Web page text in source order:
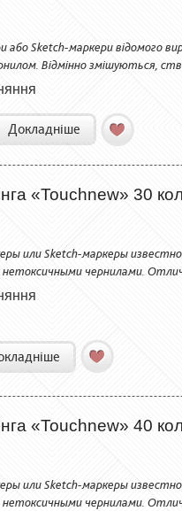
або Sketch-маркери відомого
Відмінно змішуються,
Докладніше
«Touchnew» 30
или Sketch-маркеры
чернилами.
«Touchnew» 40
или Sketch-маркеры
чернилами.